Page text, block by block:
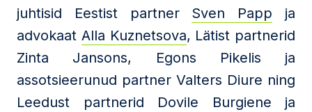
juhtisid Eestist partner Sven Papp ja
advokaat Alla Kuznetsova, Lätist partnerid
Zinta Jansons, Egons Pikelis ja
assotsieerunud partner Valters Diure ning
Leedust partnerid Dovile Burgiene ja